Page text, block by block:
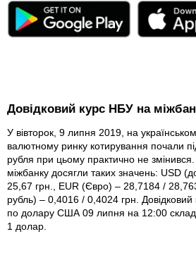
Довідковий курс НБУ на
У вівторок, 9 липня 2019, на
валютному ринку котирування почали
рубля при цьому практично не
міжбанку досягли таких значень: USD
25,67 грн., EUR (Євро) – 28,7184 /
рубль) – 0,4016 / 0,4024 грн. Довідковий
по долару США 09 липня на 12:00
1 долар.